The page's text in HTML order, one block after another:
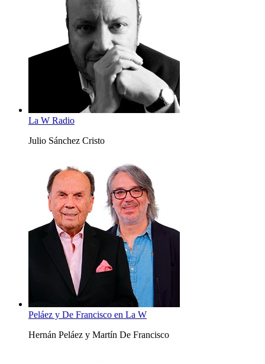
La W Radio
Julio Sánchez Cristo
Peláez y De Francisco en La W
Hernán Peláez y Martín De Francisco